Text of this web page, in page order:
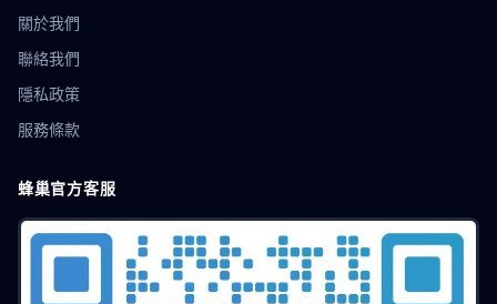
關於我們
聯絡我們
隱私政策
服務條款
蜂巢官方客服